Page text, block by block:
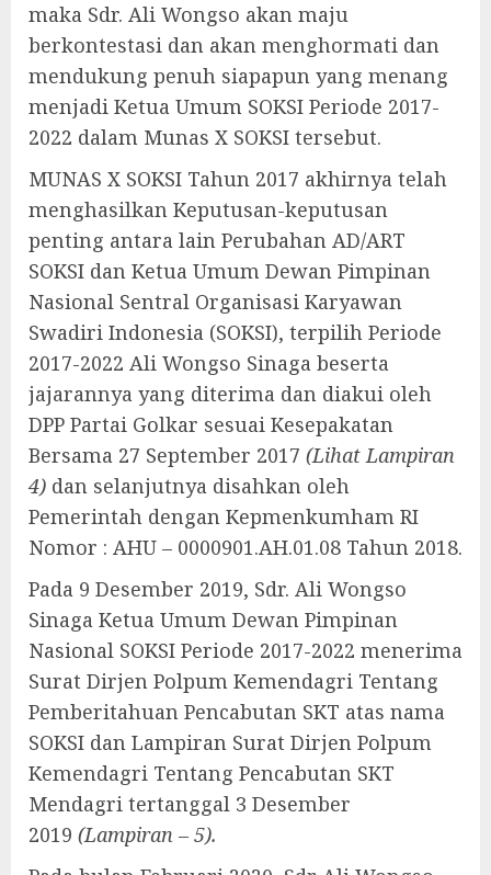
maka Sdr. Ali Wongso akan maju
berkontestasi dan akan menghormati dan
mendukung penuh siapapun yang menang
menjadi Ketua Umum SOKSI Periode 2017-
2022 dalam Munas X SOKSI tersebut.
MUNAS X SOKSI Tahun 2017 akhirnya telah
menghasilkan Keputusan-keputusan
penting antara lain Perubahan AD/ART
SOKSI dan Ketua Umum Dewan Pimpinan
Nasional Sentral Organisasi Karyawan
Swadiri Indonesia (SOKSI), terpilih Periode
2017-2022 Ali Wongso Sinaga beserta
jajarannya yang diterima dan diakui oleh
DPP Partai Golkar sesuai Kesepakatan
Bersama 27 September 2017 (Lihat Lampiran
4) dan selanjutnya disahkan oleh
Pemerintah dengan Kepmenkumham RI
Nomor : AHU – 0000901.AH.01.08 Tahun 2018.
Pada 9 Desember 2019, Sdr. Ali Wongso
Sinaga Ketua Umum Dewan Pimpinan
Nasional SOKSI Periode 2017-2022 menerima
Surat Dirjen Polpum Kemendagri Tentang
Pemberitahuan Pencabutan SKT atas nama
SOKSI dan Lampiran Surat Dirjen Polpum
Kemendagri Tentang Pencabutan SKT
Mendagri tertanggal 3 Desember
2019 (Lampiran – 5).